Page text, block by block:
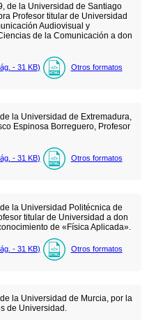
de la Universidad de Santiago
Profesor titular de Universidad
Audiovisual y
de la Comunicación a don
- 31 KB) Otros formatos
la Universidad de Extremadura,
Espinosa Borreguero, Profesor
- 31 KB) Otros formatos
la Universidad Politécnica de
titular de Universidad a don
de «Física Aplicada».
- 31 KB) Otros formatos
la Universidad de Murcia, por la
de Universidad.